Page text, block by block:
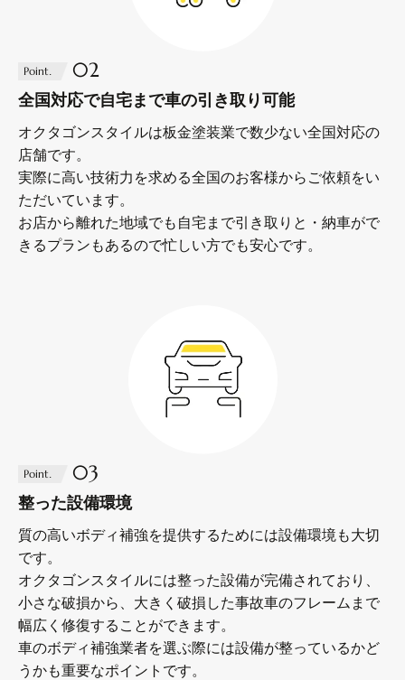
Point. 02
全国対応で自宅まで車の引き取り可能
オクタゴンスタイルは板金塗装業で数少ない全国対応の
店舗です。
実際に高い技術力を求める全国のお客様からご依頼をい
ただいています。
お店から離れた地域でも自宅まで引き取りと・納車がで
きるプランもあるので忙しい方でも安心です。
Point. 03
整った設備環境
質の高いボディ補強を提供するためには設備環境も大切
です。
オクタゴンスタイルには整った設備が完備されており、
小さな破損から、大きく破損した事故車のフレームまで
幅広く修復することができます。
車のボディ補強業者を選ぶ際には設備が整っているかど
うかも重要なポイントです。